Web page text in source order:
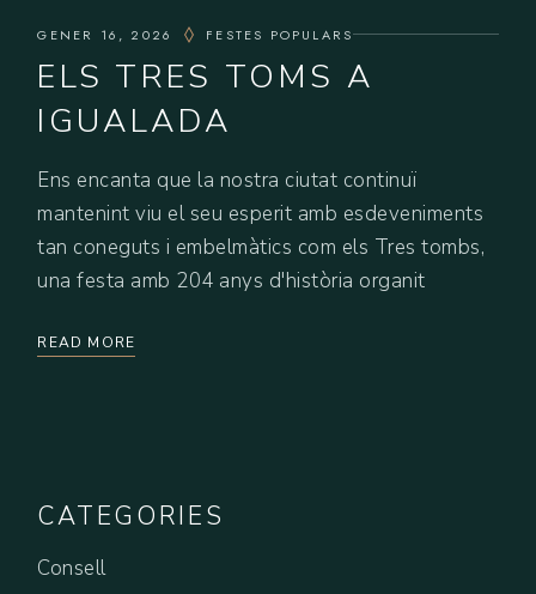
GENER 16, 2026 FESTES POPULARS
ELS TRES TOMS A
IGUALADA
Ens encanta que la nostra ciutat continuï
mantenint viu el seu esperit amb esdeveniments
tan coneguts i embelmàtics com els Tres tombs,
una festa amb 204 anys d'història organit
READ MORE
CATEGORIES
Consell